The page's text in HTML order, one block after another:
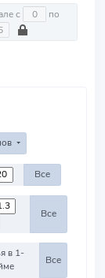
На интервале с по
Все
Все
в 1-
Все